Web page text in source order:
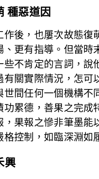
種惡道因
作後，也屢次故態
、更有指導。但當
些不肯定的言詞，
有關實際情況，怎
世間任何一個機構
功累德，善果之完
，果報之慘非筆墨
控制，如臨深淵如
興